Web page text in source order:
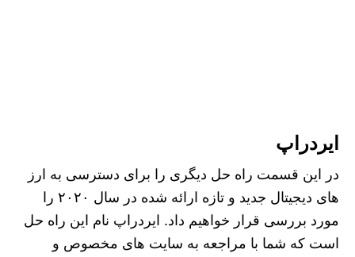
ایردراپ
در این قسمت راه حل دیگری را برای دسترسی به ارز
های دیجیتال جدید و تازه ارائه شده در سال ۲۰۲۰ را
مورد بررسی قرار خواهیم داد. ایردراپ نام این راه حل
است که شما با مراجعه به سایت های مخصوص و